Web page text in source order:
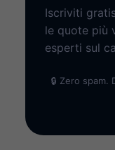
Iscriviti
le quote più
esperti sul
🔒 Zero spam.